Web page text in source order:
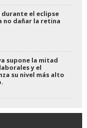
el eclipse
no dañar la retina
supone la mitad
y el
su nivel más alto